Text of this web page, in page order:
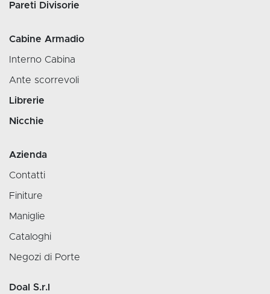
Pareti Divisorie
Cabine Armadio
Interno Cabina
Ante scorrevoli
Librerie
Nicchie
Azienda
Contatti
Finiture
Maniglie
Cataloghi
Negozi di Porte
Doal S.r.l